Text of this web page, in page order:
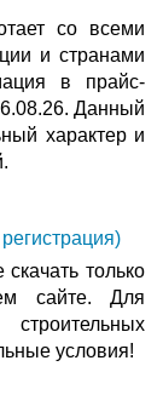
со всеми
и странами
в прайс-
Данный
характер и
только
сайте. Для
условия!